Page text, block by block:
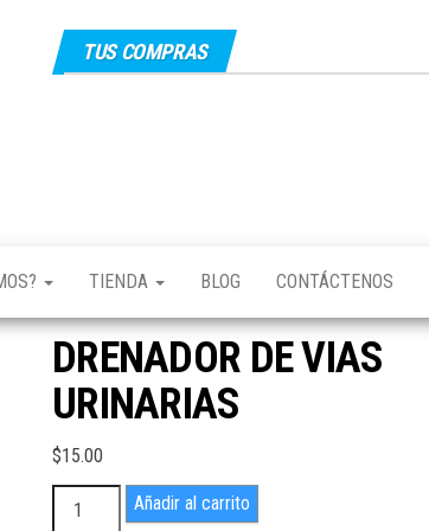
TUS COMPRAS
TIENDA BLOG CONTÁCTENOS
DRENADOR DE VIAS
URINARIAS
$15.00
DRENADORAñadir al carrito